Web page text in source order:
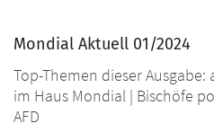
Mondial Aktuell 01/2024
Top-Themen dieser
im Haus Mondial | Bischöfe
AFD